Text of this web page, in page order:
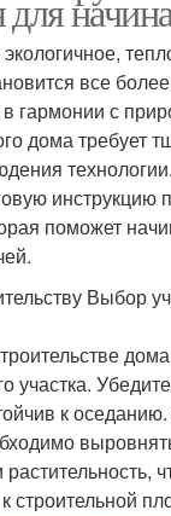
для
все
в гармонии с
дома требует
инструкцию
поможет
Выбор
дома
участка.
к
строительной